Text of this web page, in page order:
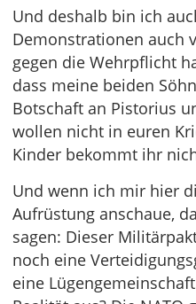
Und deshalb bin ich
Demonstrationen auch
gegen die Wehrpflicht
dass meine beiden
Botschaft an Pistorius
wollen nicht in euren
Kinder bekommt ihr
Und wenn ich mir hier
Aufrüstung anschaue,
sagen: Dieser
noch eine
eine